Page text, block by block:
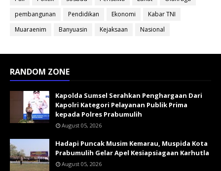
pembangunan
Pendidikan Ekonomi
Kabar TNI
Muaraenim
Banyuasin Kejaksaan Nasional
RANDOM ZONE
Kapolda Sumsel Serahkan Penghargaan Dari
Kapolri Kategori Pelayanan Publik Prima
kepada Polres Prabumulih
August 05, 2026
Hadapi Puncak Musim Kemarau, Muspida Kota
Prabumulih Gelar Apel Kesiapsiagaan Karhutla
August 05, 2026